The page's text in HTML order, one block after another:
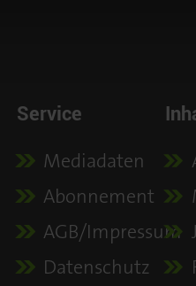
Service
Mediadaten
Abonnement
AGB/Impressum
Datenschutz